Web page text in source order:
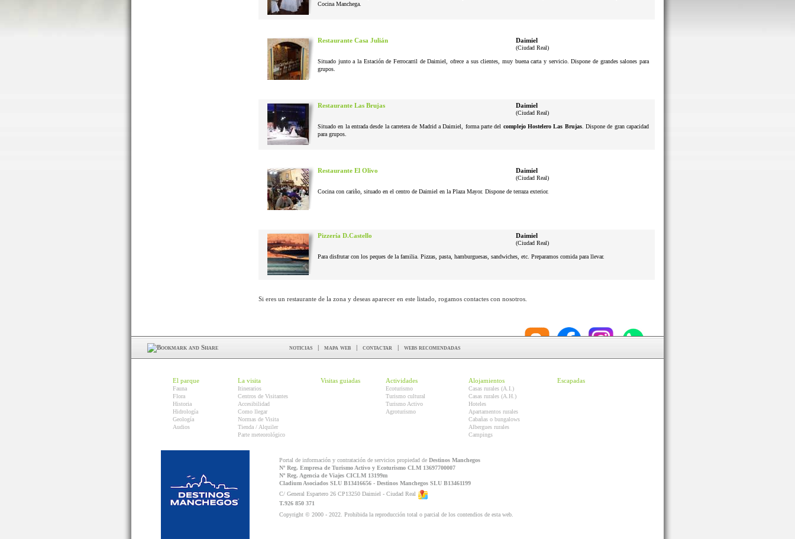
Cocina Manchega.
Restaurante Casa Julián Daimiel
(Ciudad Real)
Situado junto a la Estación de Ferrocarril de Daimiel, ofrece a sus clientes, muy buena carta y servicio. Dispone de grandes salones para
grupos.
Restaurante Las Brujas Daimiel
(Ciudad Real)
Situado en la entrada desde la carretera de Madrid a Daimiel, forma parte del complejo Hostelero Las Brujas. Dispone de gran capacidad
para grupos.
Restaurante El Olivo Daimiel
(Ciudad Real)
Cocina con cariño, situado en el centro de Daimiel en la Plaza Mayor. Dispone de terraza exterior.
Pizzería D.Castello Daimiel
(Ciudad Real)
Para disfrutar con los peques de la familia. Pizzas, pasta, hamburguesas, sandwiches, etc. Preparamos comida para llevar.
Si eres un restaurante de la zona y deseas aparecer en este listado, rogamos contactes con nosotros.
noticias | mapa web | contactar | webs recomendadas
El parque
Fauna
Flora
Historia
Hidrología
Geología
Audios
La visita
Itinerarios
Centros de Visitantes
Accesibilidad
Como llegar
Normas de Visita
Tienda / Alquiler
Parte meteorológico
Visitas guiadas Actividades
Ecoturismo
Turismo cultural
Turismo Activo
Agroturismo
Alojamientos
Casas rurales (A.I.)
Casas rurales (A.H.)
Hoteles
Apartamentos rurales
Cabañas o bungalows
Albergues rurales
Campings
Escapadas
Portal de información y contratación de servicios propiedad de Destinos Manchegos
Nº Reg. Empresa de Turismo Activo y Ecoturismo CLM 13697700007
Nº Reg. Agencia de Viajes CICLM 13199m
Cladium Asociados SLU B13416656 - Destinos Manchegos SLU B13461199
C/ General Espartero 26 CP13250 Daimiel - Ciudad Real
T.926 850 371
Copyright © 2000 - 2022. Prohibida la reproducción total o parcial de los contendios de esta web.